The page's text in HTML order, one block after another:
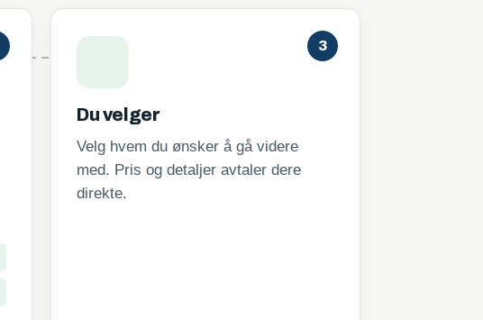
3
Du velger
Velg hvem du ønsker å gå videre
med. Pris og detaljer avtaler dere
direkte.